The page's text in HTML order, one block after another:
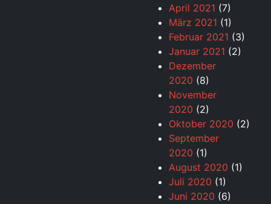
April 2021 (7)
März 2021 (1)
Februar 2021 (3)
Januar 2021 (2)
Dezember
2020 (8)
November
2020 (2)
Oktober 2020 (2)
September
2020 (1)
August 2020 (1)
Juli 2020 (1)
Juni 2020 (6)